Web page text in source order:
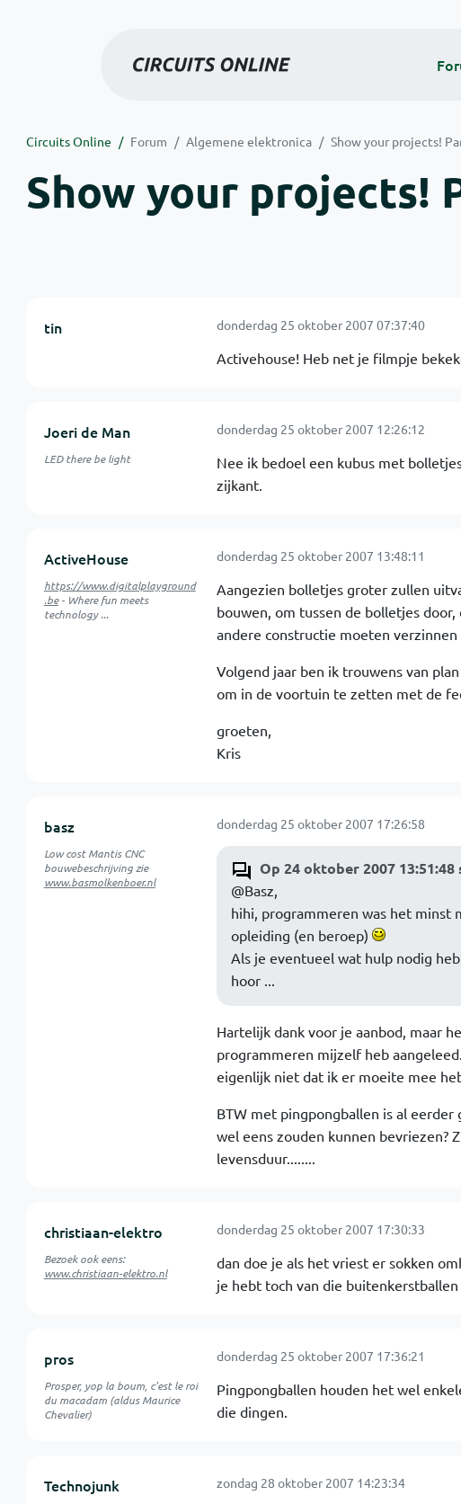
Circuits Online Forum Algemene elektronica Show your projects!
Show your projects!
tin donderdag 25 oktober 2007 07:37:40
Activehouse! Heb net je filmpje
Joeri de Man
LED there be light
donderdag 25 oktober 2007 12:26:12
Nee ik bedoel een kubus met
zijkant.
ActiveHouse
https://www.digitalplayground
.be- Where fun meets
technology ...
donderdag 25 oktober 2007 13:48:11
Aangezien bolletjes groter zullen
bouwen, om tussen de bolletjes
andere constructie moeten
Volgend jaar ben ik trouwens van
om in de voortuin te zetten met de
groeten,
Kris
basz
Low cost Mantis CNC
bouwebeschrijving zie
www.basmolkenboer.nl
donderdag 25 oktober 2007 17:26:58
Op 24 oktober 2007
@Basz,
hihi, programmeren was het minst
opleiding (en beroep)
Als je eventueel wat hulp nodig
hoor ...
Hartelijk dank voor je aanbod, maar
programmeren mijzelf heb
eigenlijk niet dat ik er moeite mee
BTW met pingpongballen is al eerder
wel eens zouden kunnen bevriezen?
levensduur........
christiaan-elektro
Bezoek ook eens:
www.christiaan-elektro.nl
donderdag 25 oktober 2007 17:30:33
dan doe je als het vriest er sokken
je hebt toch van die
pros
Prosper, yop la boum, c'est le roi
du macadam (aldus Maurice
Chevalier)
donderdag 25 oktober 2007 17:36:21
Pingpongballen houden het wel
die dingen.
Technojunk zondag 28 oktober 2007 14:23:34